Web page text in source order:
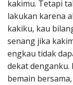
kakimu. Tetapi
lakukan karena
kakiku, kau
senang jika
engkau tidak
dekat
bemain